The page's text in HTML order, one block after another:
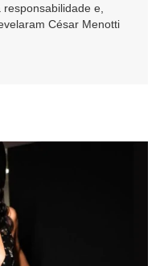
e,
César Menotti